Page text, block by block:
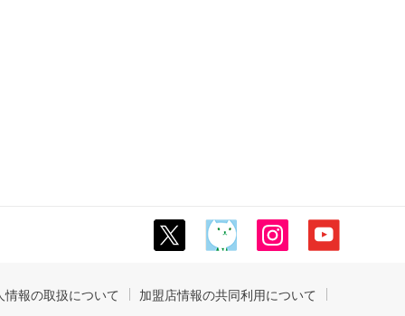
情報の取扱について 加盟店情報の共同利用について